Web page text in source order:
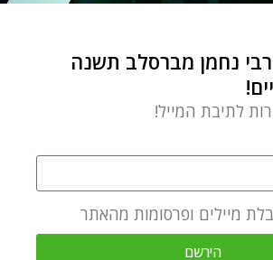
נחמן מברסלב תשנה
לתיבת המייל!
מיילים ופרסומות מהאתר
הירשם